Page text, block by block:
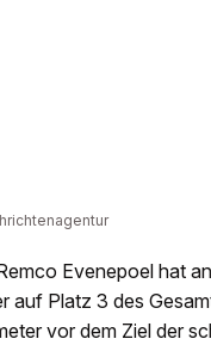
Evenepoel hat
auf Platz 3 des
vor dem Ziel der